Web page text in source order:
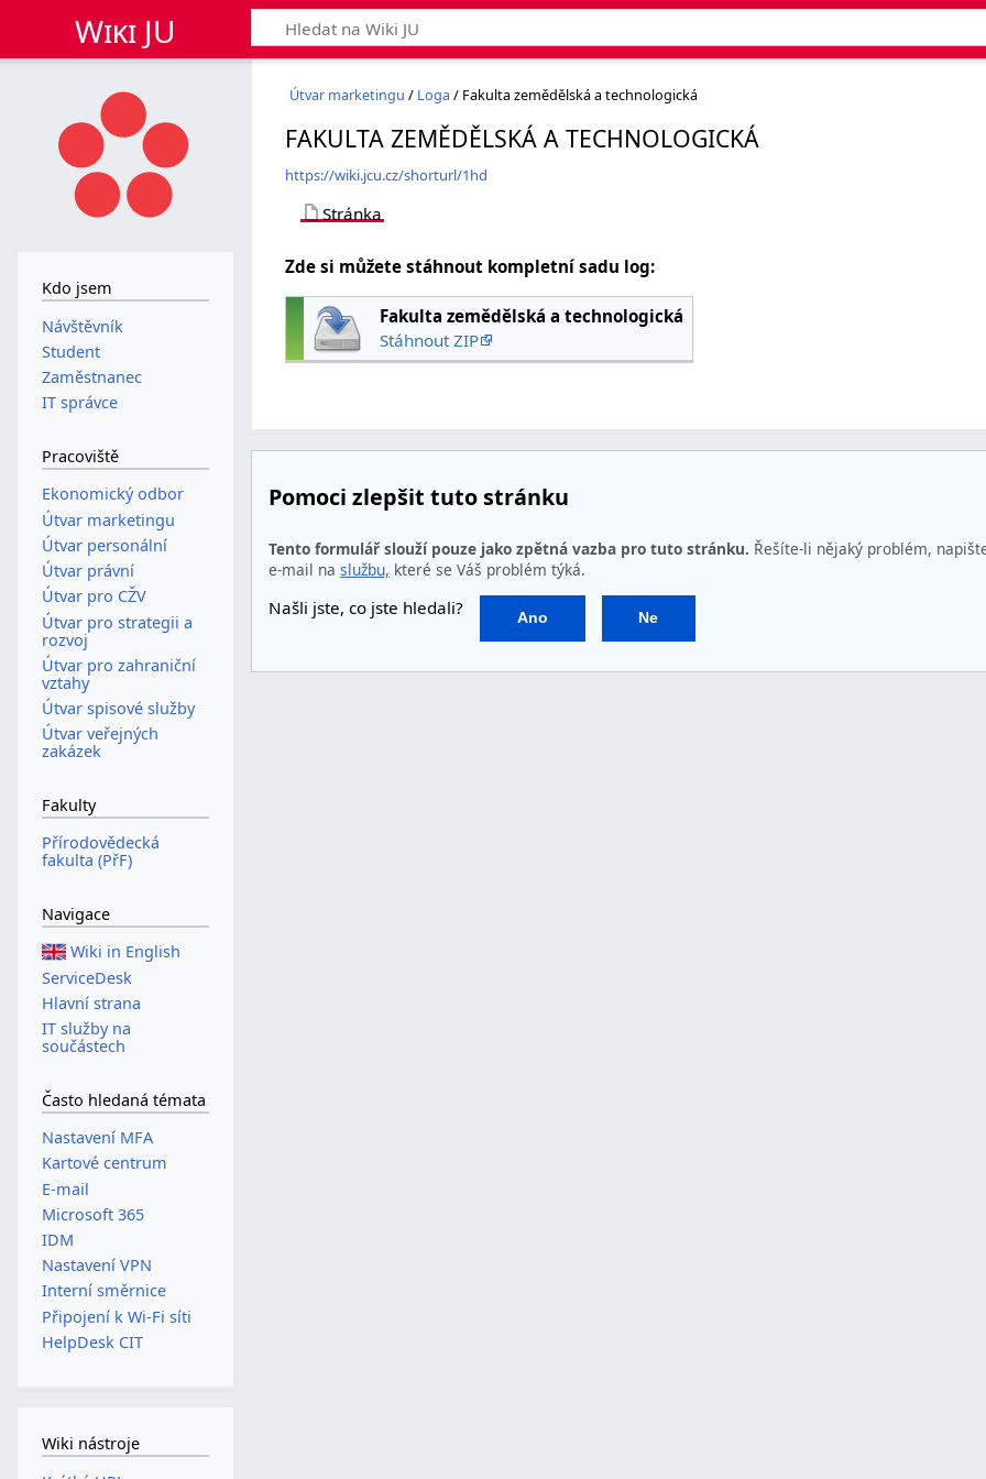
Wiki JU
Útvar marketingu / Loga / Fakulta zemědělská a technologická
FAKULTA ZEMĚDĚLSKÁ A TECHNOLOGICKÁ
https://wiki.jcu.cz/shorturl/1hd
Stránka
Zde si můžete stáhnout kompletní sadu log:
Fakulta zemědělská a technologická
Stáhnout ZIP
Pomoci zlepšit tuto stránku
Tento formulář slouží pouze jako zpětná vazba pro tuto stránku. Řešíte-li nějaký problém,
e-mail naslužbu, které se Váš problém týká.
Našli jste, co jste hledali? Ano Ne
Kdo jsem
Návštěvník
Student
Zaměstnanec
IT správce
Pracoviště
Ekonomický odbor
Útvar marketingu
Útvar personální
Útvar právní
Útvar pro CŽV
Útvar pro strategii a
rozvoj
Útvar pro zahraniční
vztahy
Útvar spisové služby
Útvar veřejných
zakázek
Fakulty
Přírodovědecká
fakulta (PřF)
Navigace
Wiki in English
ServiceDesk
Hlavní strana
IT služby na
součástech
Často hledaná témata
Nastavení MFA
Kartové centrum
E-mail
Microsoft 365
IDM
Nastavení VPN
Interní směrnice
Připojení k Wi-Fi síti
HelpDesk CIT
Wiki nástroje